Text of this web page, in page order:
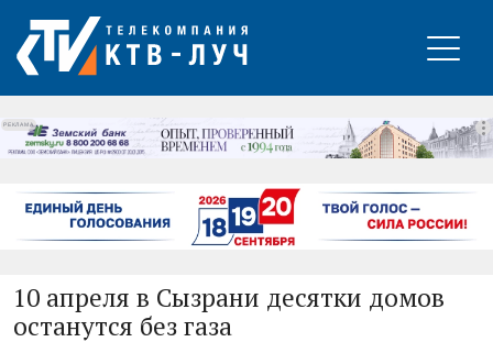
РЕКЛАМА
10 апреля в Сызрани десятки домов
останутся без газа